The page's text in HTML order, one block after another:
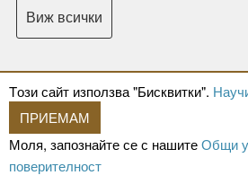
Tози сайт използва "Бисквитки".
ПРИЕМАМ
Моля, запознайте се с нашитеОбщи
поверителност
Виж всички
Copyright © 2026 Ксениум ООД.